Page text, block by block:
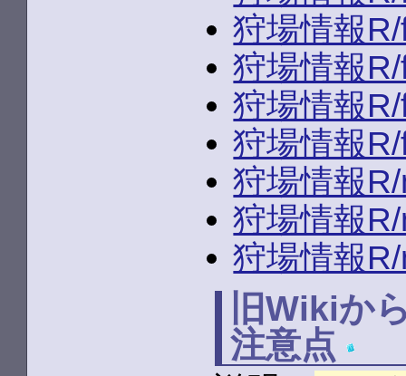
狩場情報
狩場情報
狩場情報
狩場情報
狩場情報
狩場情報
狩場情報
旧Wikiか
注意点